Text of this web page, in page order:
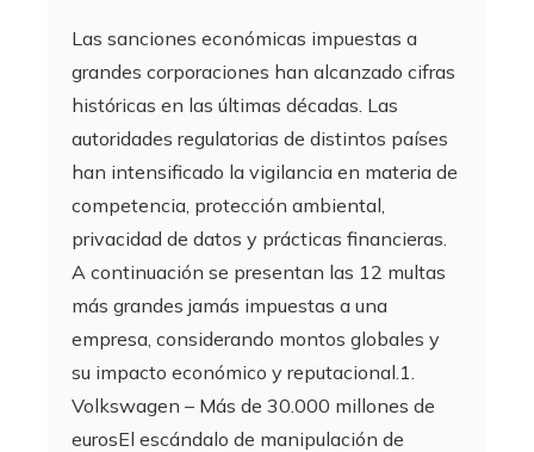
Las sanciones económicas impuestas a
grandes corporaciones han alcanzado cifras
históricas en las últimas décadas. Las
autoridades regulatorias de distintos países
han intensificado la vigilancia en materia de
competencia, protección ambiental,
privacidad de datos y prácticas financieras.
A continuación se presentan las 12 multas
más grandes jamás impuestas a una
empresa, considerando montos globales y
su impacto económico y reputacional.1.
Volkswagen – Más de 30.000 millones de
eurosEl escándalo de manipulación de